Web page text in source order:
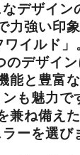
デザイン
力強い印
イルド」
のデザイ
能と豊富
も魅力で
兼ね備え
ーを選び